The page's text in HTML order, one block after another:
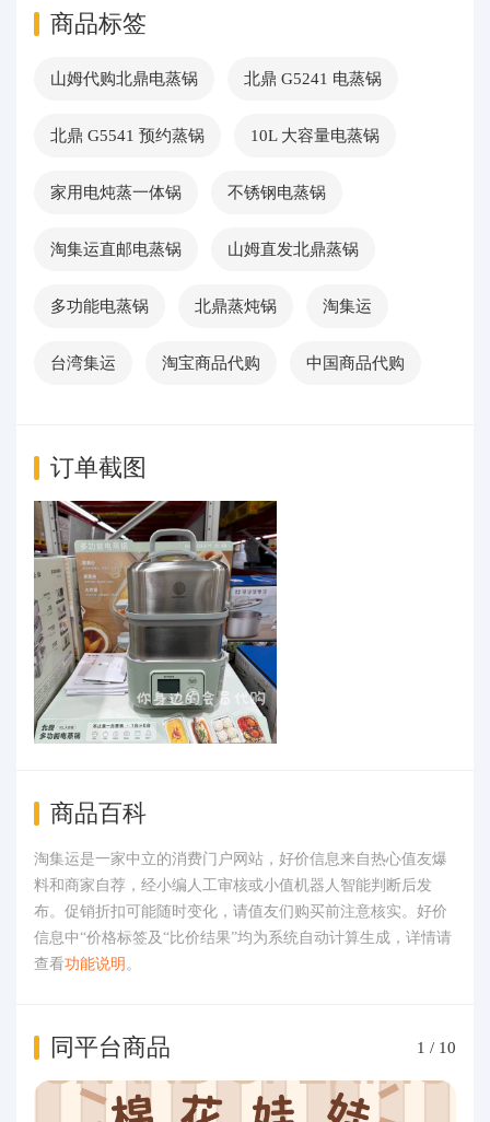
商品标签
山姆代购北鼎电蒸锅 北鼎 G5241 电蒸锅
北鼎 G5541 预约蒸锅 10L 大容量电蒸锅
家用电炖蒸一体锅 不锈钢电蒸锅
淘集运直邮电蒸锅 山姆直发北鼎蒸锅
多功能电蒸锅 北鼎蒸炖锅 淘集运
台湾集运 淘宝商品代购 中国商品代购
订单截图
商品百科
淘集运是一家中立的消费门户网站，好价信息来自热心值友爆
料和商家自荐，经小编人工审核或小值机器人智能判断后发
布。促销折扣可能随时变化，请值友们购买前注意核实。好价
信息中“价格标签及“比价结果”均为系统自动计算生成，详情请
查看功能说明 。
同平台商品 1 / 10